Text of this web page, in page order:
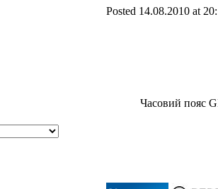
Posted 14.08.2010 at
Часовий пояс